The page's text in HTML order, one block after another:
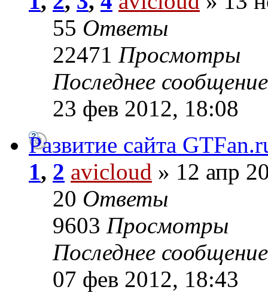
55 Ответы
22471 Просмотры
Последнее
23 фев 2012, 18:08
Развитие сайта
1, 2 avicloud » 12 апр
20 Ответы
9603 Просмотры
Последнее
07 фев 2012, 18:43